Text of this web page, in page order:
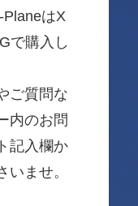
PlaneはX
で購入し
ご質問な
内のお問
記入欄か
いませ。